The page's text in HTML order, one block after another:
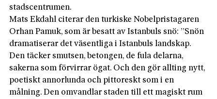
stadscentrumen.
Mats Ekdahl citerar den turkiske Nobelpristagaren
Orhan Pamuk, som är besatt av Istanbuls snö: ”Snön
dramatiserar det väsentliga i Istanbuls landskap.
Den täcker smutsen, betongen, de fula delarna,
sakerna som förvirrar ögat. Och den gör allting nytt,
poetiskt annorlunda och pittoreskt som i en
målning. Den omvandlar staden till ett magiskt rum